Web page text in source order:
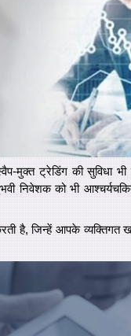
मुक्त ट्रेडिंग की सुविधा
निवेशक को भी
है, जिन्हें आपके व्यक्तिगत